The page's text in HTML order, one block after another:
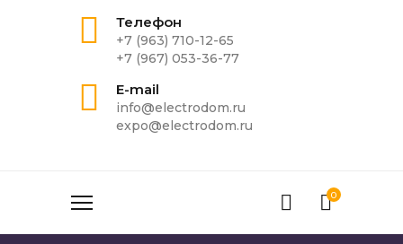
Телефон
+7 (963) 710-12-65
+7 (967) 053-36-77
E-mail
info@electrodom.ru
expo@electrodom.ru
0